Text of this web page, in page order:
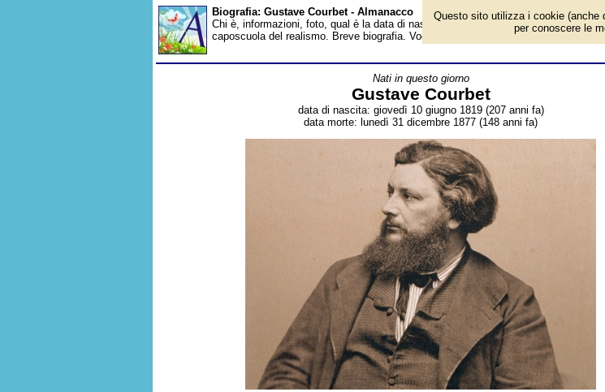
Biografia: Gustave Courbet - Almanacco
Chi è, informazioni, foto, qual è la data di nascita, dove è nato, cosa ha fatto
caposcuola del realismo. Breve biografia. Voce dell'Almanacco.
Nati in questo giorno
Gustave Courbet
data di nascita: giovedì 10 giugno 1819 (207 anni fa)
data morte: lunedì 31 dicembre 1877 (148 anni fa)
Questo sito utilizza i cookie (anche
per conoscere le